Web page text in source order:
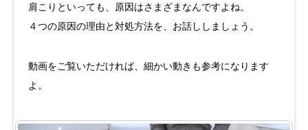
肩こりといっても、原因はさまざまなんですよね。
４つの原因の理由と対処方法を、お話ししましょう。
動画をご覧いただければ、細かい動きも参考になります
よ。